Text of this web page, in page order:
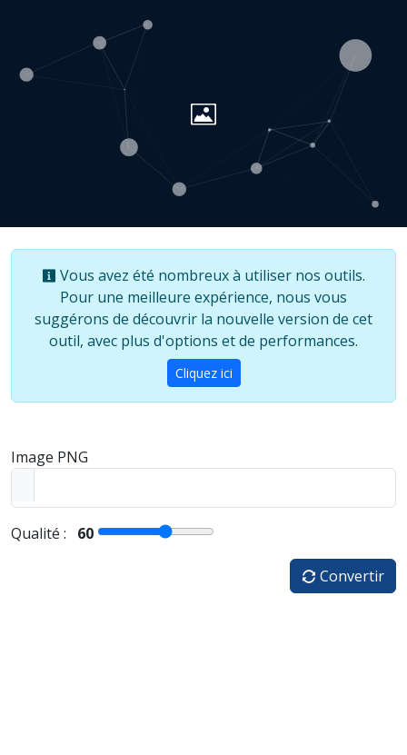
Vous avez été nombreux à utiliser nos outils.
Pour une meilleure expérience, nous vous
suggérons de découvrir la nouvelle version de cet
outil, avec plus d'options et de performances.
Cliquez ici
Image PNG
Qualité : 60
Convertir